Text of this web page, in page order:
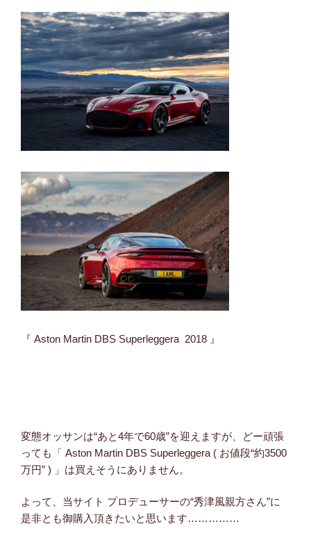
『 Aston Martin DBS Superleggera 2018 』
変態オッサンは“あと4年で60歳”を迎えますが、どー頑張
っても「 Aston Martin DBS Superleggera ( お値段“約3500
万円” ) 」は買えそうにありません。
よって、当サイト プロデューサーの“秀津風親方さん”に
是非とも御購入頂きたいと思います……………